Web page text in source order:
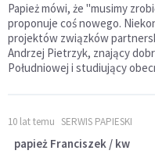
Papież mówi, że "musimy
proponuje coś nowego.
projektów związków
Andrzej Pietrzyk, znający
Południowej i studiujący
10 lat temu SERWIS PAPIESKI
papież Franciszek / kw